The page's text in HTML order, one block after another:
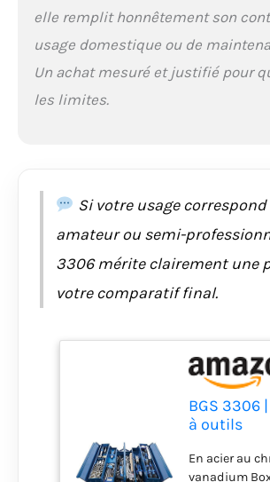
de clés
mm, 25
Longueur:
elle remplit honnêtement son
usage domestique ou de
Un achat mesuré et justifié pour
les limites.
Si votre usage
amateur ou semi-
3306 mérite clairement une
votre comparatif final.
BGS 3306
à outils
En acier au
vanadium